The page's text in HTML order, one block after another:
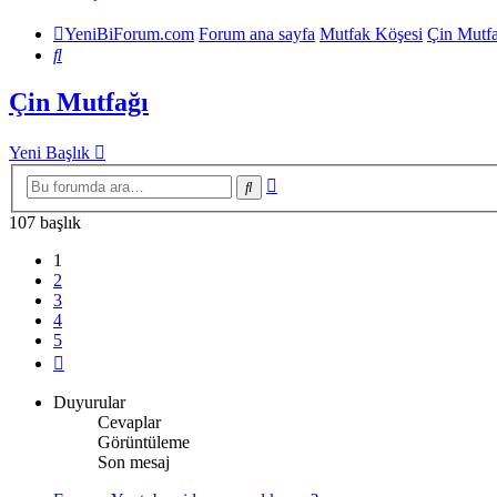
YeniBiForum.com Forum ana sayfa Mutfak Köşesi Çin
Ara
Çin Mutfağı
Yeni Başlık
Ara
107 başlık
1
2
3
4
5
Duyurular
Cevaplar
Görüntüleme
Son mesaj